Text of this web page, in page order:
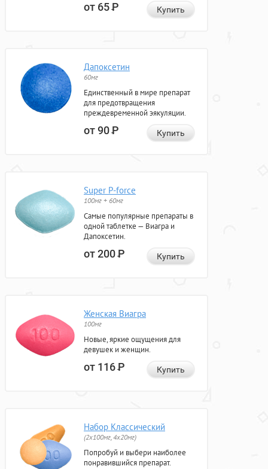
от 65Р Купить
Дапоксетин
60мг
Единственный в мире препарат
для предотвращения
преждевременной эякуляции.
от 90Р Купить
Super P-force
100мг + 60мг
Самые популярные препараты в
одной таблетке — Виагра и
Дапоксетин.
от 200Р Купить
Женская Виагра
100мг
Новые, яркие ощущения для
девушек и женщин.
от 116Р Купить
Набор Классический
(2x100мг, 4x20мг)
Попробуй и выбери наиболее
понравившийся препарат.